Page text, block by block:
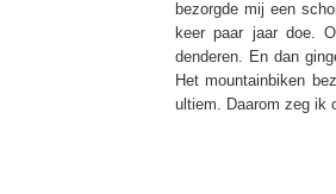
bezorgde mij een
keer paar jaar doe.
denderen. En dan
Het mountainbiken
ultiem. Daarom zeg ik